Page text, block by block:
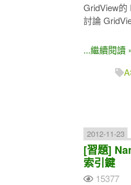
GridView的
討論
...繼續閱讀
2012-11-23
[習題]
索引鍵
15377